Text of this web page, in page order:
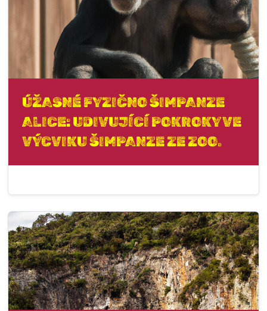
ÚŽASNÉ FYZIČNO ŠIMPANZE
ALICE: UDIVUJÍCÍ POKROKY VE
VÝCVIKU ŠIMPANZE ZE ZOO.